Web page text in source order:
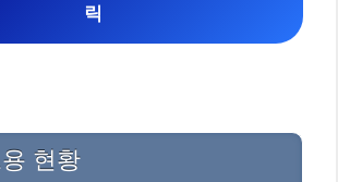
릭
현황